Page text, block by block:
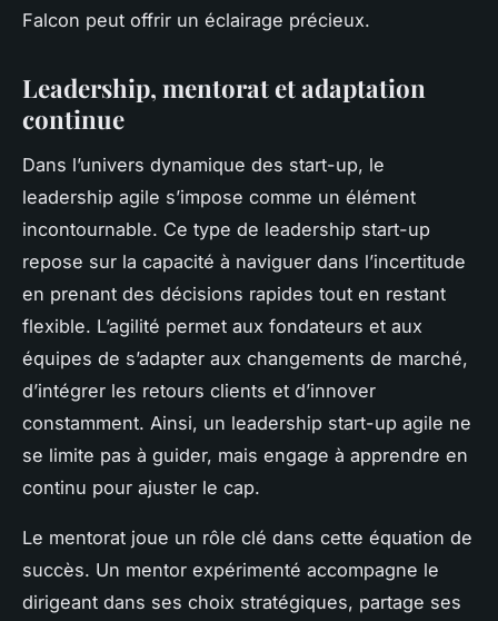
Falcon peut offrir un éclairage précieux.
Leadership, mentorat et adaptation
continue
Dans l’univers dynamique des start-up, le
leadership agile s’impose comme un élément
incontournable. Ce type de leadership start-up
repose sur la capacité à naviguer dans l’incertitude
en prenant des décisions rapides tout en restant
flexible. L’agilité permet aux fondateurs et aux
équipes de s’adapter aux changements de marché,
d’intégrer les retours clients et d’innover
constamment. Ainsi, un leadership start-up agile ne
se limite pas à guider, mais engage à apprendre en
continu pour ajuster le cap.
Le mentorat joue un rôle clé dans cette équation de
succès. Un mentor expérimenté accompagne le
dirigeant dans ses choix stratégiques, partage ses